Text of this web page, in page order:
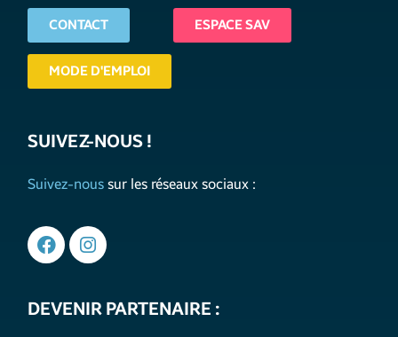
CONTACT ESPACE SAV
MODE D'EMPLOI
SUIVEZ-NOUS !
Suivez-nous sur les réseaux sociaux :
DEVENIR PARTENAIRE :